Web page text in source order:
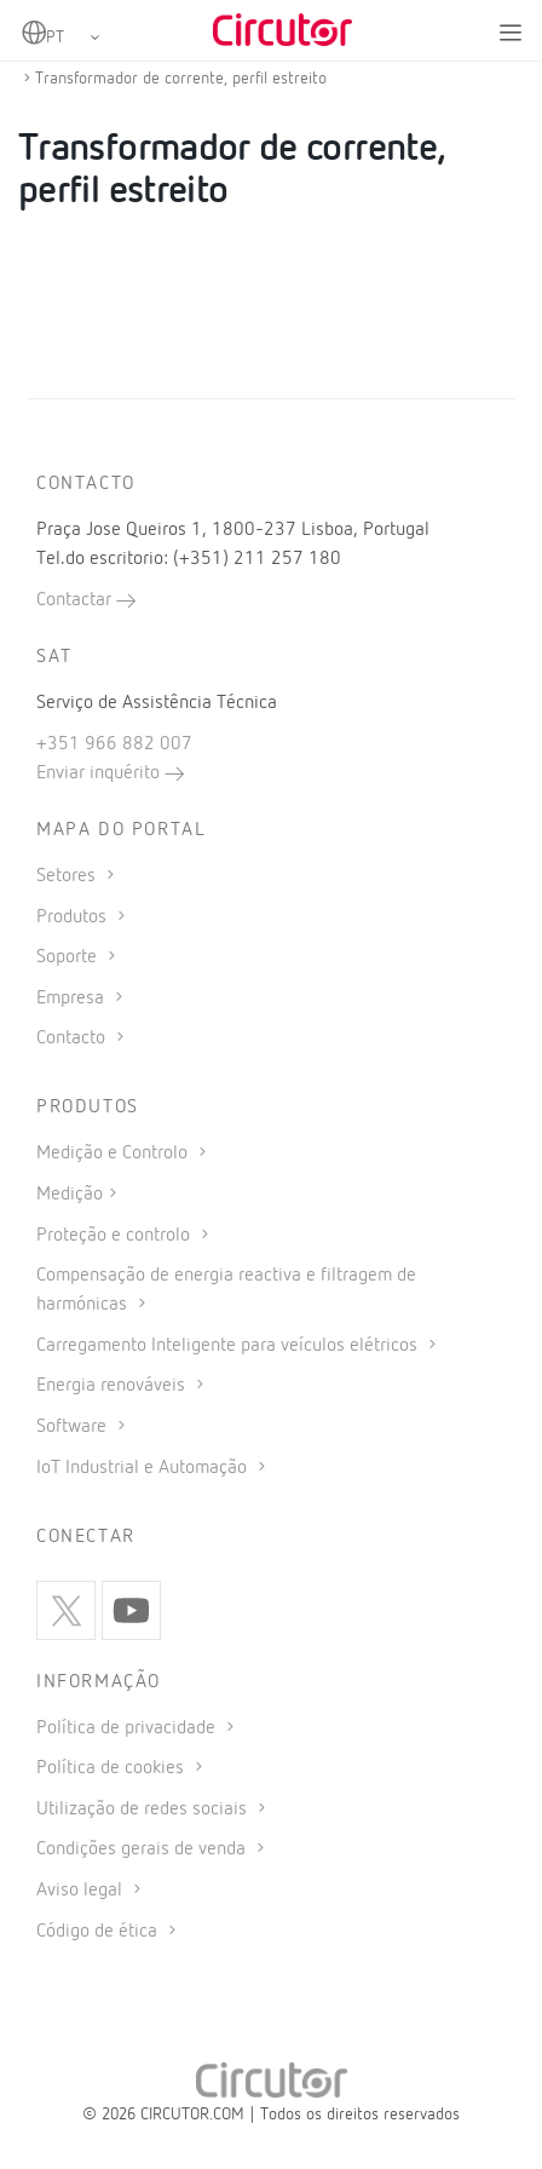
Home
Transformadores de corrente e shunts
Transformador de corrente, perfil estreito
Transformador de corrente,
perfil estreito
CONTACTO
Praça Jose Queiros 1, 1800-237 Lisboa, Portugal
Tel.do escritorio: (+351) 211 257 180
Contactar
SAT
Serviço de Assistência Técnica
+351 966 882 007
Enviar inquérito
MAPA DO PORTAL
Setores
Produtos
Soporte
Empresa
Contacto
PRODUTOS
Medição e Controlo
Medição
Proteção e controlo
Compensação de energia reactiva e filtragem de
harmónicas
Carregamento Inteligente para veículos elétricos
Energia renováveis
Software
IoT Industrial e Automação
CONECTAR
INFORMAÇÃO
Política de privacidade
Política de cookies
Utilização de redes sociais
Condições gerais de venda
Aviso legal
Código de ética
© 2026 CIRCUTOR.COM | Todos os direitos reservados